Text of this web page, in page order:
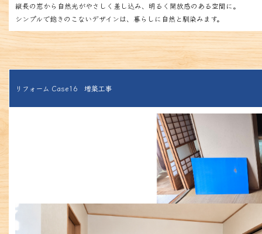
縦長の窓から自然光がやさしく差し込み、明るく開放感のある空間に。
シンプルで飽きのこないデザインは、暮らしに自然と馴染みます。
リフォーム Case16 増築工事